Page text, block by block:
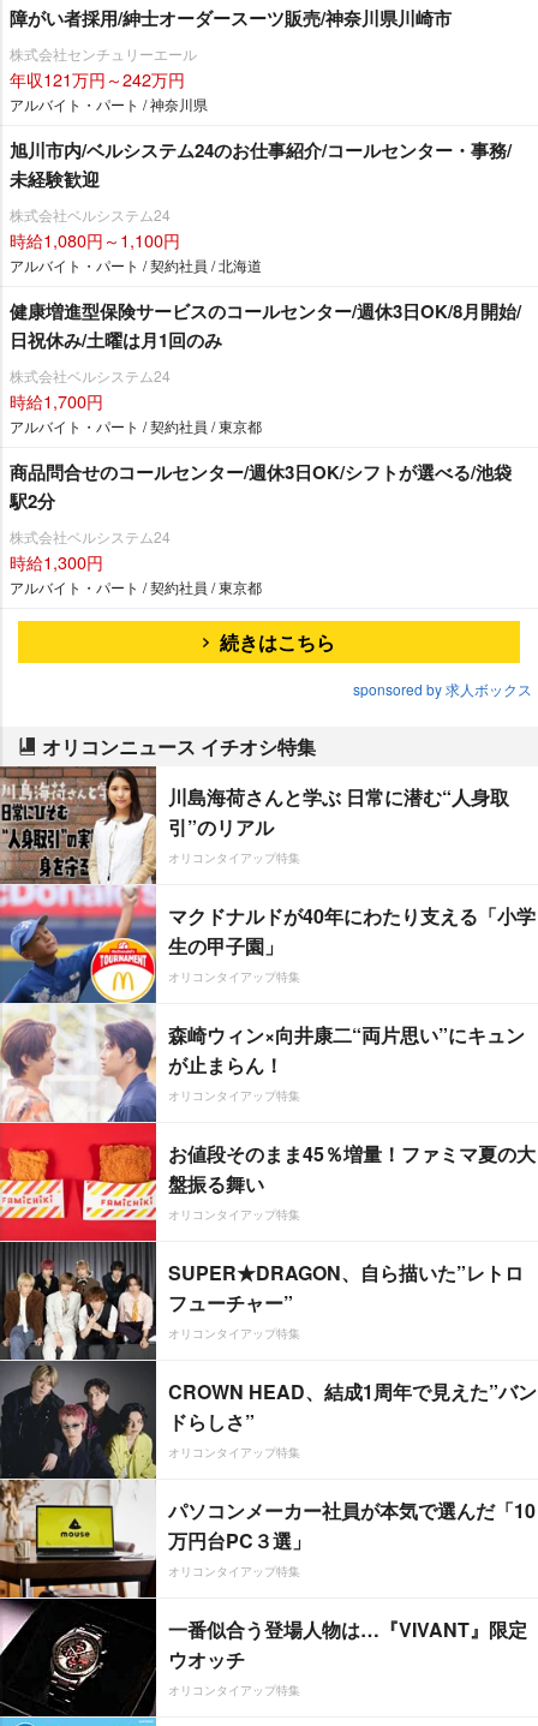
障がい者採用/紳士オーダースーツ販売/神奈川県川崎市
株式会社センチュリーエール
年収121万円～242万円
アルバイト・パート / 神奈川県
旭川市内/ベルシステム24のお仕事紹介/コールセンター・事務/
未経験歓迎
株式会社ベルシステム24
時給1,080円～1,100円
アルバイト・パート / 契約社員 / 北海道
健康増進型保険サービスのコールセンター/週休3日OK/8月開始/
日祝休み/土曜は月1回のみ
株式会社ベルシステム24
時給1,700円
アルバイト・パート / 契約社員 / 東京都
商品問合せのコールセンター/週休3日OK/シフトが選べる/池袋
駅2分
株式会社ベルシステム24
時給1,300円
アルバイト・パート / 契約社員 / 東京都
続きはこちら
sponsored by 求人ボックス
オリコンニュース イチオシ特集
川島海荷さんと学ぶ 日常に潜む“人身取
引”のリアル
オリコンタイアップ特集
マクドナルドが40年にわたり支える「小学
生の甲子園」
オリコンタイアップ特集
森崎ウィン×向井康二“両片思い”にキュン
が止まらん！
オリコンタイアップ特集
お値段そのまま45％増量！ファミマ夏の大
盤振る舞い
オリコンタイアップ特集
SUPER★DRAGON、自ら描いた”レトロ
フューチャー”
オリコンタイアップ特集
CROWN HEAD、結成1周年で見えた”バン
ドらしさ”
オリコンタイアップ特集
パソコンメーカー社員が本気で選んだ「10
万円台PC３選」
オリコンタイアップ特集
一番似合う登場人物は…『VIVANT』限定
ウオッチ
オリコンタイアップ特集